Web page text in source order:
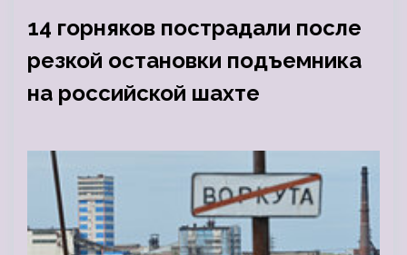
14 горняков пострадали после
резкой остановки подъемника
на российской шахте